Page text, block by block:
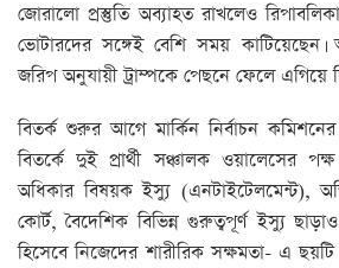
জোরালো প্রস্তুতি অব্যাহত রাখলেও
ভোটারদের সঙ্গেই বেশি সময়
জরিপ অনুযায়ী ট্রাম্পকে পেছনে ফেলে এগিয়ে
বিতর্ক শুরুর আগে মার্কিন নির্বাচন
বিতর্কে দুই প্রার্থী সঞ্চালক ওয়ালেসের
অধিকার বিষয়ক ইস্যু (এনটাইটেলমেন্ট),
কোর্ট, বৈদেশিক বিভিন্ন গুরুত্বপূর্ণ ইস্যু ছাড়াও
হিসেবে নিজেদের শারীরিক সক্ষমতা- এ ছয়টি